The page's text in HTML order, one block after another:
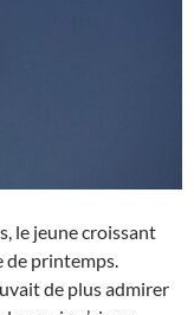
le jeune croissant
printemps.
de plus admirer